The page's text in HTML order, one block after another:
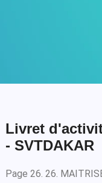
Livret
- SVTDAKAR
Page 26. 26.